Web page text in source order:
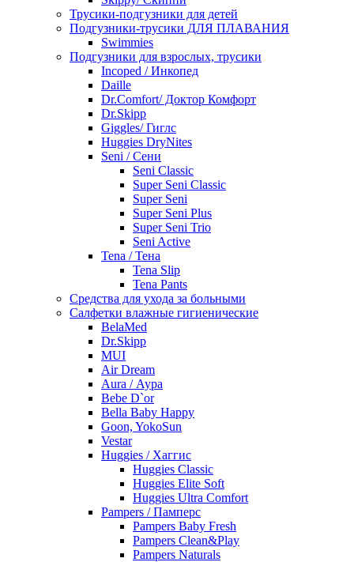
Трусики-подгузники для детей
Подгузники-трусики ДЛЯ ПЛАВАНИЯ
Swimmies
Подгузники для взрослых, трусики
Incoped / Инкопед
Daille
Dr.Comfort/ Доктор Комфорт
Dr.Skipp
Giggles/ Гиглс
Huggies DryNites
Seni / Сени
Seni Classic
Super Seni Classic
Super Seni
Super Seni Plus
Super Seni Trio
Seni Active
Tena / Тена
Tena Slip
Tena Pants
Средства для ухода за больными
Салфетки влажные гигиенические
BelaMed
Dr.Skipp
MUI
Air Dream
Aura / Аура
Bebe D`or
Bella Baby Happy
Goon, YokoSun
Vestar
Huggies / Хаггис
Huggies Classic
Huggies Elite Soft
Huggies Ultra Comfort
Pampers / Памперс
Pampers Baby Fresh
Pampers Clean&Play
Pampers Naturals